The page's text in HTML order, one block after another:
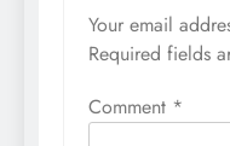
Your email
Required fields
Comment *